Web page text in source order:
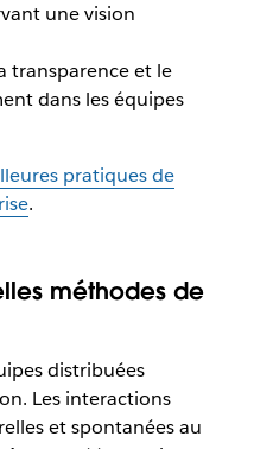
une vision
transparence et le
dans les équipes
pratiques de
.
méthodes de
distribuées
Les interactions
et spontanées au